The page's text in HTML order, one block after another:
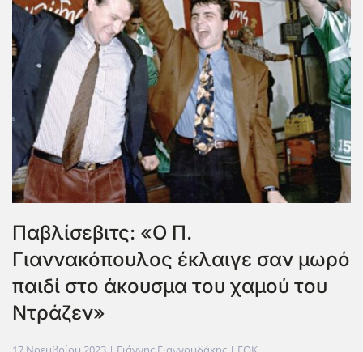
Παβλίσεβιτς: «Ο Π.
Γιαννακόπουλος έκλαιγε σαν μωρό
παιδί στο άκουσμα του χαμού του
Ντράζεν»